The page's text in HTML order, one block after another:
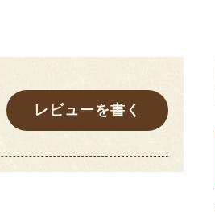
レビューを書く